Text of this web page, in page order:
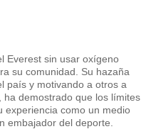
Everest sin usar oxígeno
su comunidad. Su hazaña
país y motivando a otros a
ha demostrado que los límites
experiencia como un medio
embajador del deporte.